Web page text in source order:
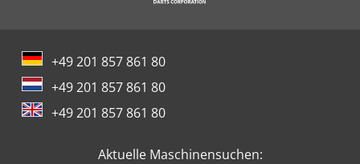
+49 201 857 861 80
+49 201 857 861 80
+49 201 857 861 80
Aktuelle Maschinensuchen: